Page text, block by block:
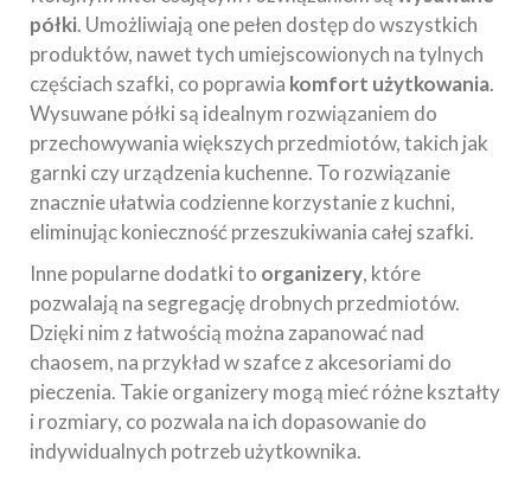
półki. Umożliwiają one pełen dostęp do wszystkich
produktów, nawet tych umiejscowionych na tylnych
częściach szafki, co poprawia komfort użytkowania.
Wysuwane półki są idealnym rozwiązaniem do
przechowywania większych przedmiotów, takich jak
garnki czy urządzenia kuchenne. To rozwiązanie
znacznie ułatwia codzienne korzystanie z kuchni,
eliminując konieczność przeszukiwania całej szafki.
Inne popularne dodatki to organizery, które
pozwalają na segregację drobnych przedmiotów.
Dzięki nim z łatwością można zapanować nad
chaosem, na przykład w szafce z akcesoriami do
pieczenia. Takie organizery mogą mieć różne kształty
i rozmiary, co pozwala na ich dopasowanie do
indywidualnych potrzeb użytkownika.